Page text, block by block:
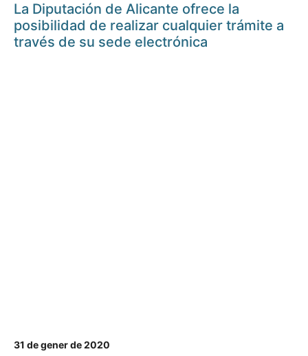
La Diputación de Alicante ofrece la
posibilidad de realizar cualquier trámite a
través de su sede electrónica
31 de gener de 2020